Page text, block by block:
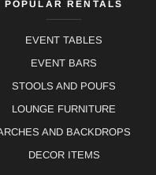
POPULAR RENTALS
EVENT TABLES
EVENT BARS
STOOLS AND POUFS
LOUNGE FURNITURE
AND BACKDROPS
DECOR ITEMS